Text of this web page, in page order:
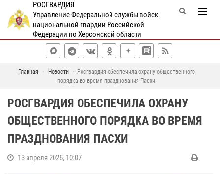
РОСГВАРДИЯ
Управление Федеральной службы войск
национальной гвардии Российской
Федерации по Херсонской области
Главная Новости
Росгвардия обеспечила охрану общественного
порядка во время празднования Пасхи
РОСГВАРДИЯ ОБЕСПЕЧИЛА ОХРАНУ
ОБЩЕСТВЕННОГО ПОРЯДКА ВО ВРЕМЯ
ПРАЗДНОВАНИЯ ПАСХИ
13 апреля 2026, 10:07